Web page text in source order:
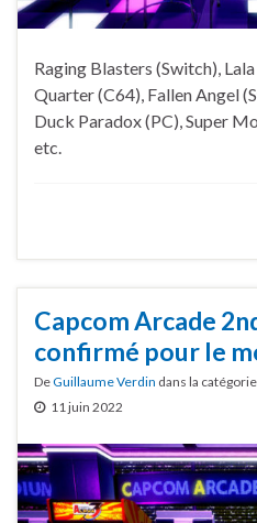
Raging Blasters (Switch),
Quarter (C64), Fallen Angel
Duck Paradox (PC), Super
etc.
Capcom Arcade
confirmé pour le
DeGuillaume Verdin dans la catégorie
11 juin 2022